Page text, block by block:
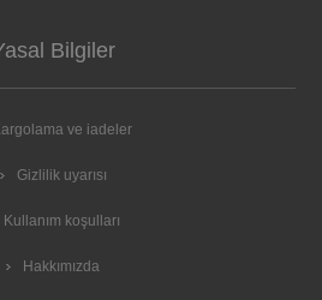
Bilgiler
ve iadeler
Gizlilik uyarısı
Kullanım koşulları
Hakkımızda